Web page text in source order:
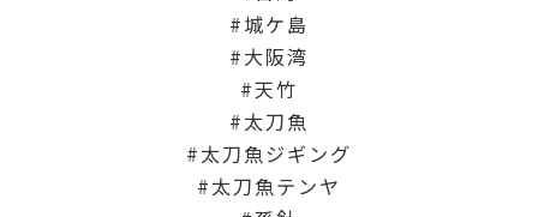
城ケ島
大阪湾
天竹
太刀魚
太刀魚ジギング
太刀魚テンヤ